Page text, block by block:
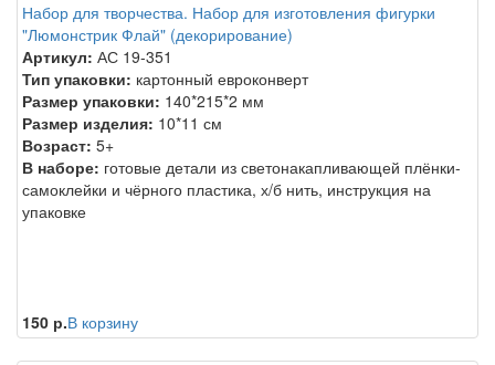
Набор для творчества. Набор для изготовления фигурки
"Люмонстрик Флай" (декорирование)
Артикул: АС 19-351
Тип упаковки: картонный евроконверт
Размер упаковки: 140*215*2 мм
Размер изделия: 10*11 см
Возраст: 5+
В наборе: готовые детали из светонакапливающей плёнки-
самоклейки и чёрного пластика, х/б нить, инструкция на
упаковке
150 р.В корзину